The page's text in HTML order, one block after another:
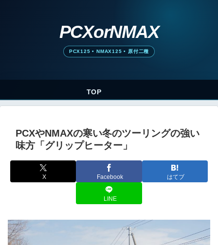
TOP
PCXやNMAXの寒い冬のツーリングの強い
味方「グリップヒーター」
X Facebook はてブ
LINE